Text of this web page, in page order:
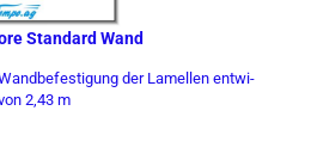
Stan­dard Wand
der La­mel­len ent­wi­
2,43 m